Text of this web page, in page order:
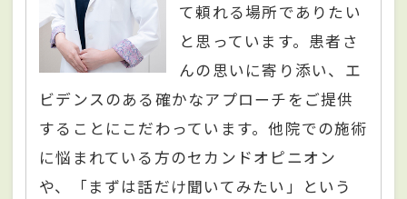
て頼れる場所でありたい
と思っています。患者さ
んの思いに寄り添い、エ
ビデンスのある確かなアプローチをご提供
することにこだわっています。他院での施術
に悩まれている方のセカンドオピニオン
や、「まずは話だけ聞いてみたい」という